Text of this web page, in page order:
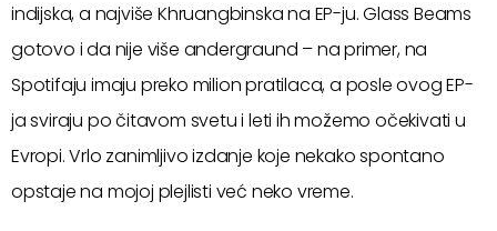
indijska, a najviše Khruangbinska na EP-ju. Glass Beams
gotovo i da nije više andergraund – na primer, na
Spotifaju imaju preko milion pratilaca, a posle ovog EP-
ja sviraju po čitavom svetu i leti ih možemo očekivati u
Evropi. Vrlo zanimljivo izdanje koje nekako spontano
opstaje na mojoj plejlisti već neko vreme.